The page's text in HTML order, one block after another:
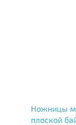
Ножницы
плоской